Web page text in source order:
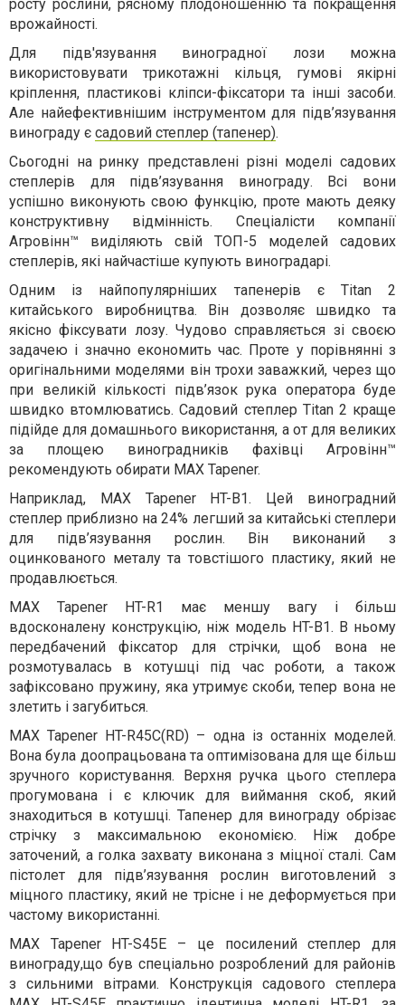
росту рослини, рясному плодоношенню та покращення
врожайності.
Для підв'язування виноградної лози можна
використовувати трикотажні кільця, гумові якірні
кріплення, пластикові кліпси-фіксатори та інші засоби.
Але найефективнішим інструментом для підв’язування
винограду є садовий степлер (тапенер).
Сьогодні на ринку представлені різні моделі садових
степлерів для підв’язування винограду. Всі вони
успішно виконують свою функцію, проте мають деяку
конструктивну відмінність. Спеціалісти компанії
Агровінн™ виділяють свій ТОП-5 моделей садових
степлерів, які найчастіше купують виноградарі.
Одним із найпопулярніших тапенерів є Titan 2
китайського виробництва. Він дозволяє швидко та
якісно фіксувати лозу. Чудово справляється зі своєю
задачею і значно економить час. Проте у порівнянні з
оригінальними моделями він трохи заважкий, через що
при великій кількості підв’язок рука оператора буде
швидко втомлюватись. Садовий степлер Titan 2 краще
підійде для домашнього використання, а от для великих
за площею виноградників фахівці Агровінн™
рекомендують обирати MAX Tapener.
Наприклад, MAX Tapener HT-B1. Цей виноградний
степлер приблизно на 24% легший за китайські степлери
для підв’язування рослин. Він виконаний з
оцинкованого металу та товстішого пластику, який не
продавлюється.
MAX Tapener HT-R1 має меншу вагу і більш
вдосконалену конструкцію, ніж модель HT-B1. В ньому
передбачений фіксатор для стрічки, щоб вона не
розмотувалась в котушці під час роботи, а також
зафіксовано пружину, яка утримує скоби, тепер вона не
злетить і загубиться.
MAX Tapener HT-R45C(RD) – одна із останніх моделей.
Вона була доопрацьована та оптимізована для ще більш
зручного користування. Верхня ручка цього степлера
прогумована і є ключик для виймання скоб, який
знаходиться в котушці. Тапенер для винограду обрізає
стрічку з максимальною економією. Ніж добре
заточений, а голка захвату виконана ​​з міцної сталі. Сам
пістолет для підв’язування рослин виготовлений з
міцного пластику, який не трісне і не деформується при
частому використанні.
MAX Tapener HT-S45E – це посилений степлер для
винограду,що був спеціально розроблений для районів
з сильними вітрами. Конструкція садового степлера